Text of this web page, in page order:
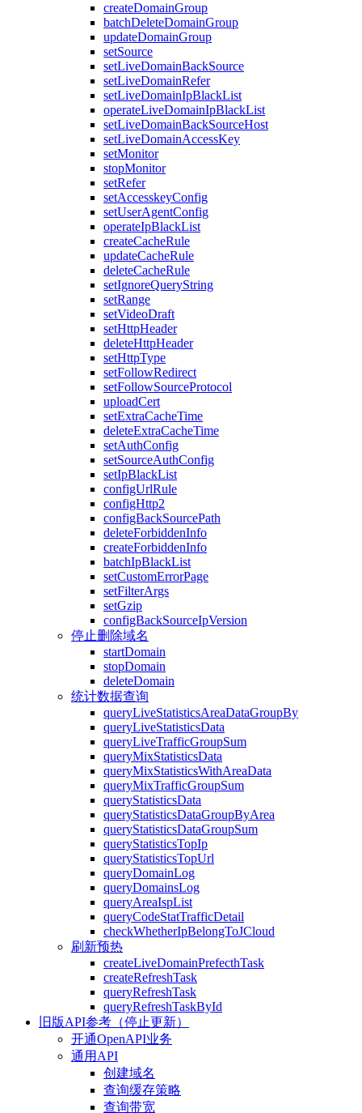
createDomainGroup
batchDeleteDomainGroup
updateDomainGroup
setSource
setLiveDomainBackSource
setLiveDomainRefer
setLiveDomainIpBlackList
operateLiveDomainIpBlackList
setLiveDomainBackSourceHost
setLiveDomainAccessKey
setMonitor
stopMonitor
setRefer
setAccesskeyConfig
setUserAgentConfig
operateIpBlackList
createCacheRule
updateCacheRule
deleteCacheRule
setIgnoreQueryString
setRange
setVideoDraft
setHttpHeader
deleteHttpHeader
setHttpType
setFollowRedirect
setFollowSourceProtocol
uploadCert
setExtraCacheTime
deleteExtraCacheTime
setAuthConfig
setSourceAuthConfig
setIpBlackList
configUrlRule
configHttp2
configBackSourcePath
deleteForbiddenInfo
createForbiddenInfo
batchIpBlackList
setCustomErrorPage
setFilterArgs
setGzip
configBackSourceIpVersion
停止删除域名
startDomain
stopDomain
deleteDomain
统计数据查询
queryLiveStatisticsAreaDataGroupBy
queryLiveStatisticsData
queryLiveTrafficGroupSum
queryMixStatisticsData
queryMixStatisticsWithAreaData
queryMixTrafficGroupSum
queryStatisticsData
queryStatisticsDataGroupByArea
queryStatisticsDataGroupSum
queryStatisticsTopIp
queryStatisticsTopUrl
queryDomainLog
queryDomainsLog
queryAreaIspList
queryCodeStatTrafficDetail
checkWhetherIpBelongToJCloud
刷新预热
createLiveDomainPrefecthTask
createRefreshTask
queryRefreshTask
queryRefreshTaskById
旧版API参考（停止更新）
开通OpenAPI业务
通用API
创建域名
查询缓存策略
查询带宽